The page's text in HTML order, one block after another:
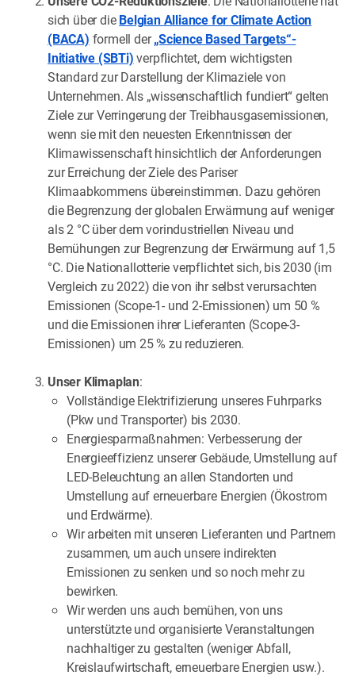
sich über dieBelgian Alliance for Climate Action
(BACA) formell der„Science Based Targets“-
Initiative (SBTi)verpflichtet, dem wichtigsten
Standard zur Darstellung der Klimaziele von
Unternehmen. Als „wissenschaftlich fundiert“ gelten
Ziele zur Verringerung der Treibhausgasemissionen,
wenn sie mit den neuesten Erkenntnissen der
Klimawissenschaft hinsichtlich der Anforderungen
zur Erreichung der Ziele des Pariser
Klimaabkommens übereinstimmen. Dazu gehören
die Begrenzung der globalen Erwärmung auf weniger
als 2 °C über dem vorindustriellen Niveau und
Bemühungen zur Begrenzung der Erwärmung auf 1,5
°C. Die Nationallotterie verpflichtet sich, bis 2030 (im
Vergleich zu 2022) die von ihr selbst verursachten
Emissionen (Scope-1- und 2-Emissionen) um 50 %
und die Emissionen ihrer Lieferanten (Scope-3-
Emissionen) um 25 % zu reduzieren.
Unser Klimaplan:
Vollständige Elektrifizierung unseres Fuhrparks
(Pkw und Transporter) bis 2030.
Energiesparmaßnahmen: Verbesserung der
Energieeffizienz unserer Gebäude, Umstellung auf
LED-Beleuchtung an allen Standorten und
Umstellung auf erneuerbare Energien (Ökostrom
und Erdwärme).
Wir arbeiten mit unseren Lieferanten und Partnern
zusammen, um auch unsere indirekten
Emissionen zu senken und so noch mehr zu
bewirken.
Wir werden uns auch bemühen, von uns
unterstützte und organisierte Veranstaltungen
nachhaltiger zu gestalten (weniger Abfall,
Kreislaufwirtschaft, erneuerbare Energien usw.).